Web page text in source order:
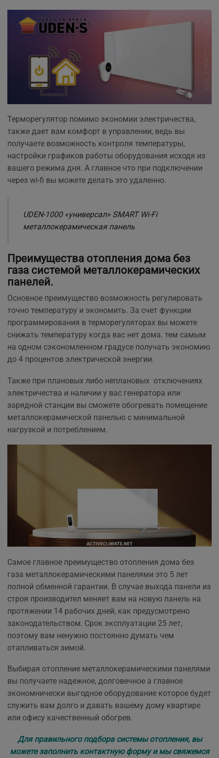
Терморегулятор помимо экономии электричества,
также дает вам комфорт в управлении, ведь вы
получаете возможность контроля температуры,
настройки графиков работы оборудования исходя из
вашего режима дня. А главное что при подключении
через wi-fi вы можете делать это удаленно.
UDEN-1000 «универсал» SMART Wi-Fi
металлокерамическая панель
Преимущества отопления дома без
газа системой металлокерамических
панелей.
Основное преимущество возможность регулировать
точно температуру и экономить. За счет функции
программирования в терморегуляторах вы можете
снижать температуру когда вас нет дома. тем самым
на одном сэкономленном градусе получать экономию
до 4 процентов электрической энергии.
Также при плановых либо неплановых отключениях
электричества и наличии у вас генератора или
зарядной станции вы сможете обогревать помещение
металлокерамической панелью с минимальной
нагрузкой и потреблением.
Самое главное преимущество отопления дома без
газа металлокерамическими панелями это 5 лет
полной обменной гарантии. В случае выхода панели из
строя производител меняет вам на новую панель на
протяжении 14 рабочих дней, как предусмотрено
законодательством. Срок эксплуатации 25 лет,
поэтому вам ненужно постоянно думать чем
отапливаться зимой.
Выбирая отопление металлокерамическими панелями
вы получаете надежное, долговечное а главное
экономнически выгодное оборудование которое будет
служить вам долго и давать вашему дому квартире
или офису качественный обогрев.
Для правильного подбора системы отопления, вы
можете заполнить контактную форму и мы свяжемся